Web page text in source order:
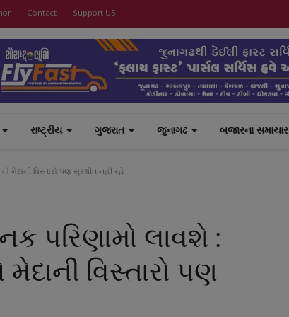
Contact Support US
રાષ્ટ્રીય ગુજરાત જુનાગઢ બજારના સમાચાર
મેદાની વિસ્તારો પણ સુરક્ષીત નહીં રહે
પરિણામો લાવશે :
વિસ્તારો પણ